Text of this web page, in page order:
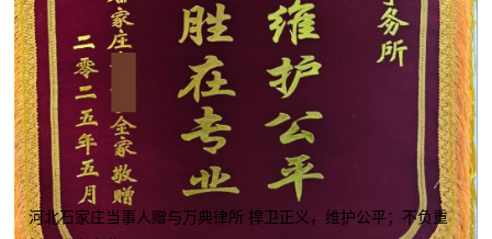
河北石家庄当事人赠与万典律所 捍卫正义，维护公平；不负重